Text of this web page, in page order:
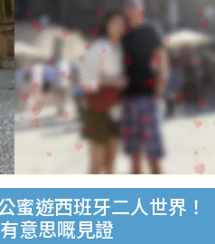
蜜遊西班牙二人世界！
意思嘅見證